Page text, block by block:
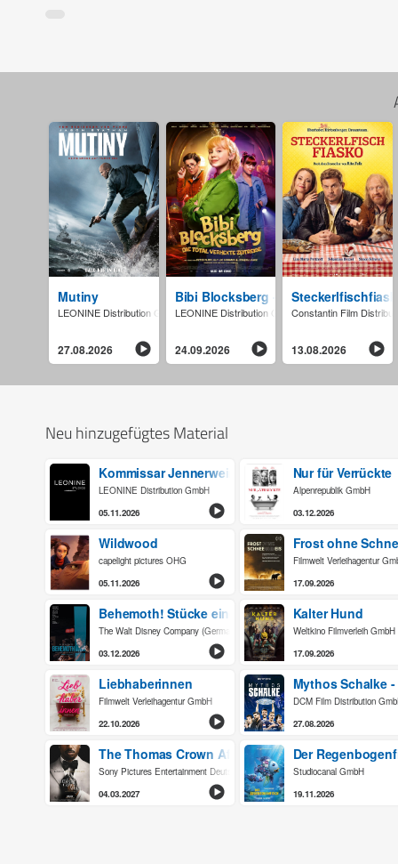
Mutiny
LEONINE Distribution GmbH
27.08.2026
Bibi Blocksberg - Die total verhexte
LEONINE Distribution GmbH
24.09.2026
Constantin Film
13.08.2026
Neu hinzugefügtes Material
Kommissar Jennerwein - Hochsaison
LEONINE Distribution GmbH
05.11.2026
Nur für Verrückte
Alpenrepublik GmbH
03.12.2026
Wildwood
capelight pictures OHG
05.11.2026
Frost ohne
Filmwelt Verleihagentur
17.09.2026
Behemoth! Stücke eines Lebens
The Walt Disney Company (Germany) GmbH
03.12.2026
Kalter Hund
Weltkino Filmverleih GmbH
17.09.2026
Liebhaberinnen
Filmwelt Verleihagentur GmbH
22.10.2026
Mythos Schalke
DCM Film Distribution
27.08.2026
The Thomas Crown Affair
Sony Pictures Entertainment Deutschland GmbH
04.03.2027
Der
Studiocanal GmbH
19.11.2026